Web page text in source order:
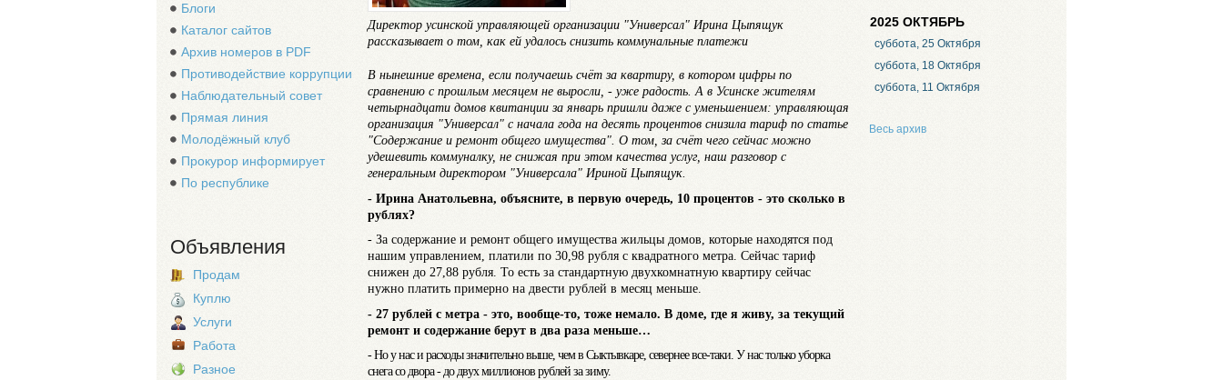
Блоги
Каталог сайтов
Архив номеров в PDF
Противодействие коррупции
Наблюдательный совет
Прямая линия
Молодёжный клуб
Прокурор информирует
По республике
Объявления
Продам
Куплю
Услуги
Работа
Разное
Директор усинской управляющей организации "Универсал" Ирина Цыпящук
рассказывает о том, как ей удалось снизить коммунальные платежи
В нынешние времена, если получаешь счёт за квартиру, в котором цифры по
сравнению с прошлым месяцем не выросли, - уже радость. А в Усинске жителям
четырнадцати домов квитанции за январь пришли даже с уменьшением: управляющая
организация "Универсал" с начала года на десять процентов снизила тариф по статье
"Содержание и ремонт общего имущества". О том, за счёт чего сейчас можно
удешевить коммуналку, не снижая при этом качества услуг, наш разговор с
генеральным директором "Универсала" Ириной Цыпящук.
- Ирина Анатольевна, объясните, в первую очередь, 10 процентов - это сколько в
рублях?
- За содержание и ремонт общего имущества жильцы домов, которые находятся под
нашим управлением, платили по 30,98 рубля с квадратного метра. Сейчас тариф
снижен до 27,88 рубля. То есть за стандартную двухкомнатную квартиру сейчас
нужно платить примерно на двести рублей в месяц меньше.
- 27 рублей с метра - это, вообще-то, тоже немало. В доме, где я живу, за текущий
ремонт и содержание берут в два раза меньше…
- Но у нас и расходы значительно выше, чем в Сыктывкаре, севернее все-таки. У нас только уборка
снега со двора - до двух миллионов рублей за зиму.
2025 ОКТЯБРЬ
суббота, 25 Октября
суббота, 18 Октября
суббота, 11 Октября
Весь архив